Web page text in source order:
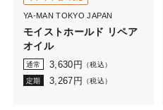
YA-MAN TOKYO JAPAN
モイストホールド リペア
オイル
通常 3,630 円 （税込）
定期 3,267 円 （税込）